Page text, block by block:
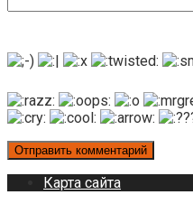
Карта сайта